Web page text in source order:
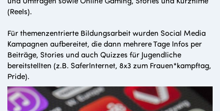
(Reels).
Für themenzentrierte Bildungsarbeit wurden Social Media
Kampagnen aufbereitet, die dann mehrere Tage Infos per
Beiträge, Stories und auch Quizzes für Jugendliche
bereitstellten (z.B. SaferInternet, 8x3 zum Frauen*kampftag,
Pride).